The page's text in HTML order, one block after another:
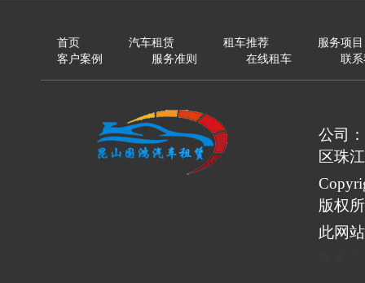
首页 汽车租赁 租车推荐
服务项目
客户案例
服务准则 在线租车 联
公司
区珠
版权
此网